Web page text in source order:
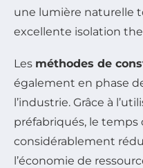
une lumière naturelle
excellente isolation
Les méthodes de
également en phase
l’industrie. Grâce à
préfabriqués, le
considérablement
l’économie de